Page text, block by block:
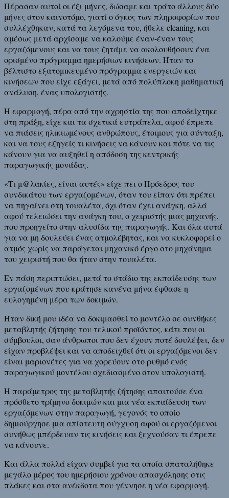
Πέρασαν αυτοί οι έξι μήνες, δώσαμε και τράτο άλλους δύο
μήνες στον καινοτόμο, γιατί ο όγκος των πληροφορίων που
συλλέχθηκαν, κατά τα λεγόμενα του, ήθελε cleaning, και
αμέσως μετά αρχίσαμε να καλούμε έναν-έναν τους
εργαζόμενους και να τους ζητάμε να ακολουθήσουν ένα
ορισμένο πρόγραμμα ημερήσιων κινήσεων. Ήταν το
βέλτιστο εξατομικευμένο πρόγραμμα ενεργειών και
κινήσεων που είχε εξάγει, μετά από πολύπλοκη μαθηματική
ανάλυση, ένας υπολογιστής.
Η εφαρμογή, πέρα από την αχρηστία της που αποδείχτηκε
στη πράξη, είχε και τα σχετικά ευτράπελα, αφού έπρεπε
να πιάσεις ηλικιωμένους ανθρώπους, έτοιμους για σύνταξη,
και να τους εξηγείς τι κινήσεις να κάνουν και πότε να τις
κάνουν για να αυξηθεί η απόδοση της κεντρικής
παραγωγικής μονάδας.
«Τι μ@λακίες, είναι αυτές» είχε πει ο Πρόεδρος του
συνδικάτου των εργαζομένων, όταν του είπαν ότι πρέπει
να πηγαίνει στη τουαλέτα, όχι όταν έχει ανάγκη, αλλά
αφού τελειώσει την ανάγκη του, ο χειριστής μιας μηχανής,
που προηγείτο στην αλυσίδα της παραγωγής. Και όλα αυτά
για να μη δουλεύει ένας ατμολέβητας, και να κυκλοφορεί ο
ατμός χωρίς να παράγεται μηχανικό έργο στο μηχάνημα
του χειριστή που θα ήταν στην τουαλέτα.
Εν πάση περιπτώσει, μετά το στάδιο της εκπαίδευσης των
εργαζομένων που κράτησε κανένα μήνα έφθασε η
ευλογημένη μέρα των δοκιμών.
Ήταν δική μου ιδέα να δοκιμασθεί το μοντέλο σε συνθήκες
μεταβλητής ζήτησης του τελικού προϊόντος, κάτι που οι
σύμβουλοι, σαν άνθρωποι που δεν έχουν ποτέ δουλέψει, δεν
είχαν προβλέψει και να αποδειχθεί ότι οι εργαζόμενοι δεν
είναι μαριονέτες για να χορεύουν στο ρυθμό ενός
παραγωγικού μοντέλου σχεδιασμένο στον υπολογιστή.
Η παράμετρος της μεταβλητής ζήτησης απαιτούσε ένα
πρόσθετο τρίμηνο δοκιμών και μια νέα εκπαίδευση των
εργαζόμενων στην παραγωγή, γεγονός το οποίο
δημιούργησε μια απίστευτη σύγχυση αφού οι εργαζόμενοι
συνήθως μπέρδευαν τις κινήσεις και ξεχνούσαν τι έπρεπε
να κάνουνε.
Και άλλα πολλά είχαν συμβεί για τα οποία σπαταλήθηκε
μεγάλο μέρος του ημερήσιου χρόνου απασχόλησης στις
πλάκες και στα ανέκδοτα που γέννησε η νέα εφαρμογή.